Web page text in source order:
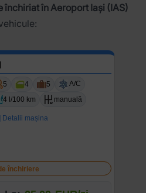
închiriat în Aeroport Iași (IAS)
5 4 5
A/C
4 l/100 km
manuală
Detalii mașina
închiriere